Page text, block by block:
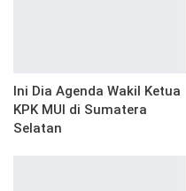
Ini Dia Agenda Wakil Ketua
KPK MUI di Sumatera
Selatan